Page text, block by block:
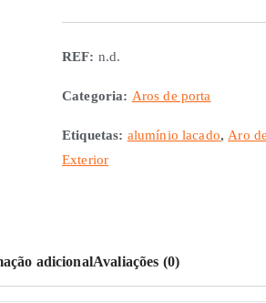
de
em
lacado
REF: n.d.
Categoria: Aros de porta
Etiquetas: alumínio lacado, Aro
Exterior
adicionalAvaliações (0)